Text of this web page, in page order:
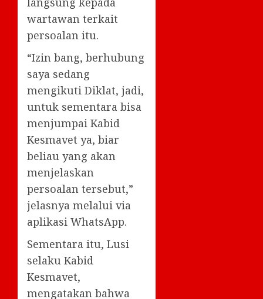
wartawan terkait
persoalan itu.
“Izin bang, berhubung
saya sedang
mengikuti Diklat, jadi,
untuk sementara bisa
menjumpai Kabid
Kesmavet ya, biar
beliau yang akan
menjelaskan
persoalan tersebut,”
jelasnya melalui via
aplikasi WhatsApp.
Sementara itu, Lusi
selaku Kabid
Kesmavet,
mengatakan bahwa